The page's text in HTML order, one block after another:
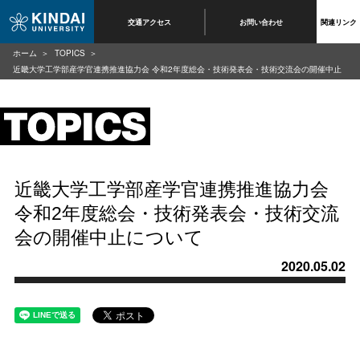
交通アクセス お問い合わせ 関連リンク
近畿大学工学部産学官連携推進協力会
令和2年度総会・技術発表会・技術交流
会の開催中止について
2020.05.02
ホーム
TOPICS
近畿大学工学部産学官連携推進協力会 令和2年度総会・技術発表会・技術交流会の開催中止